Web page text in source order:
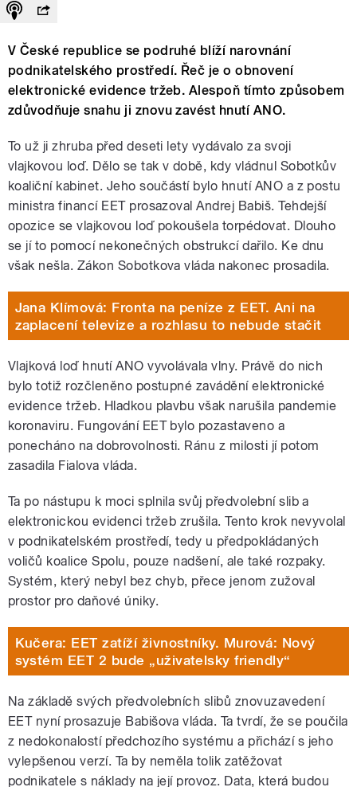
V České republice se podruhé blíží narovnání
podnikatelského prostředí. Řeč je o obnovení
elektronické evidence tržeb. Alespoň tímto způsobem
zdůvodňuje snahu ji znovu zavést hnutí ANO.
To už ji zhruba před deseti lety vydávalo za svoji
vlajkovou loď. Dělo se tak v době, kdy vládnul Sobotkův
koaliční kabinet. Jeho součástí bylo hnutí ANO a z postu
ministra financí EET prosazoval Andrej Babiš. Tehdejší
opozice se vlajkovou loď pokoušela torpédovat. Dlouho
se jí to pomocí nekonečných obstrukcí dařilo. Ke dnu
však nešla. Zákon Sobotkova vláda nakonec prosadila.
Jana Klímová: Fronta na peníze z EET. Ani na
zaplacení televize a rozhlasu to nebude stačit
Vlajková loď hnutí ANO vyvolávala vlny. Právě do nich
bylo totiž rozčleněno postupné zavádění elektronické
evidence tržeb. Hladkou plavbu však narušila pandemie
koronaviru. Fungování EET bylo pozastaveno a
ponecháno na dobrovolnosti. Ránu z milosti jí potom
zasadila Fialova vláda.
Ta po nástupu k moci splnila svůj předvolební slib a
elektronickou evidenci tržeb zrušila. Tento krok nevyvolal
v podnikatelském prostředí, tedy u předpokládaných
voličů koalice Spolu, pouze nadšení, ale také rozpaky.
Systém, který nebyl bez chyb, přece jenom zužoval
prostor pro daňové úniky.
Kučera: EET zatíží živnostníky. Murová: Nový
systém EET 2 bude „uživatelsky friendly“
Na základě svých předvolebních slibů znovuzavedení
EET nyní prosazuje Babišova vláda. Ta tvrdí, že se poučila
z nedokonalostí předchozího systému a přichází s jeho
vylepšenou verzí. Ta by neměla tolik zatěžovat
podnikatele s náklady na její provoz. Data, která budou